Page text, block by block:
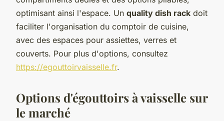
optimisant ainsi l'espace. Un quality dish rack doit
faciliter l'organisation du comptoir de cuisine,
avec des espaces pour assiettes, verres et
couverts. Pour plus d'options, consultez
https://egouttoirvaisselle.fr.
Options d'égouttoirs à vaisselle sur
le marché